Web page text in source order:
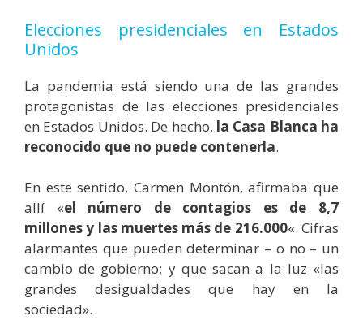
Elecciones presidenciales en Estados
Unidos
La pandemia está siendo una de las grandes
protagonistas de las elecciones presidenciales
en Estados Unidos. De hecho, la Casa Blanca ha
reconocido que no puede contenerla.
En este sentido, Carmen Montón, afirmaba que
allí «el número de contagios es de 8,7
millones y las muertes más de 216.000«. Cifras
alarmantes que pueden determinar – o no – un
cambio de gobierno; y que sacan a la luz «las
grandes desigualdades que hay en la
sociedad».